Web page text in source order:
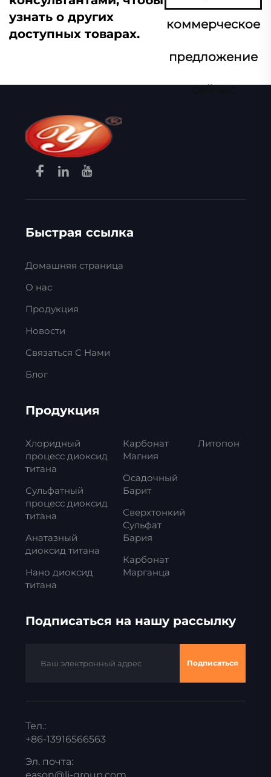
узнать о других
доступных товарах.
коммерческое
предложение
сейчас
Быстрая ссылка
Домашняя страница
О нас
Продукция
Новости
Связаться С Нами
Блог
Продукция
Хлоридный
процесс диоксид
титана
Сульфатный
процесс диоксид
титана
Анатазный
диоксид титана
Нано диоксид
титана
Карбонат
Магния
Осадочный
Барит
Сверхтонкий
Сульфат
Бария
Карбонат
Марганца
Литопон
Подписаться на нашу рассылку
Подписаться
Тел.:
+86-13916566563
Эл. почта: